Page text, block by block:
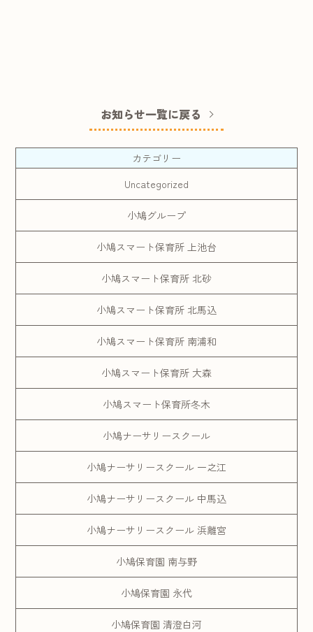
お知らせ一覧に戻る
カテゴリー
Uncategorized
小鳩グループ
小鳩スマート保育所 上池台
小鳩スマート保育所 北砂
小鳩スマート保育所 北馬込
小鳩スマート保育所 南浦和
小鳩スマート保育所 大森
小鳩スマート保育所冬木
小鳩ナーサリースクール
小鳩ナーサリースクール 一之江
小鳩ナーサリースクール 中馬込
小鳩ナーサリースクール 浜離宮
小鳩保育園 南与野
小鳩保育園 永代
小鳩保育園 清澄白河